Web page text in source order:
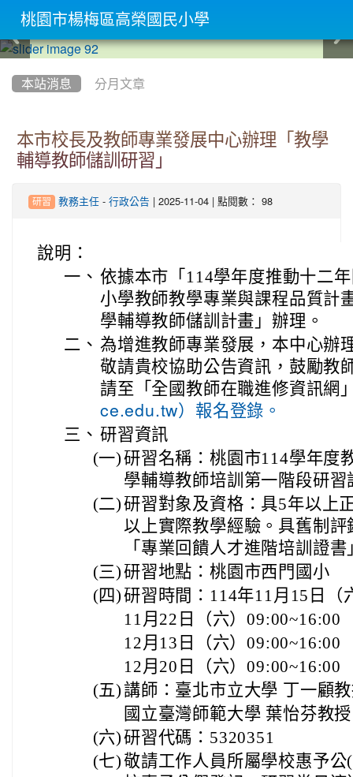
本站消息 分月文章
本市校長及教師專業發展中心辦理「教學
輔導教師儲訓研習」
研習 教務主任- 行政公告 | 2025-11-04 | 點閱數： 98
說明：
一、 依據本市「114學年度推動十二
小學教師教學專業與課程品質計
學輔導教師儲訓計畫」辦理。
二、 為增進教師專業發展，本中心辦
敬請貴校協助公告資訊，鼓勵教
請至「全國教師在職進修資訊網
ce.edu.tw）報名登錄。
三、 研習資訊
(一)研習名稱：桃園市114學年度
學輔導教師培訓第一階段研習
(二)研習對象及資格：具5年以上
以上實際教學經驗。具舊制
「專業回饋人才進階培訓證書
(三)研習地點：桃園市西門國小
(四)研習時間：114年11月15日（
11月22日（六）09:00~16:00
12月13日（六）09:00~16:00
12月20日（六）09:00~16:00
(五)講師：臺北市立大學 丁一顧
國立臺灣師範大學 葉怡芬教授
(六)研習代碼：5320351
(七) 敬請工作人員所屬學校惠予
桃園市楊梅區高榮國民小學